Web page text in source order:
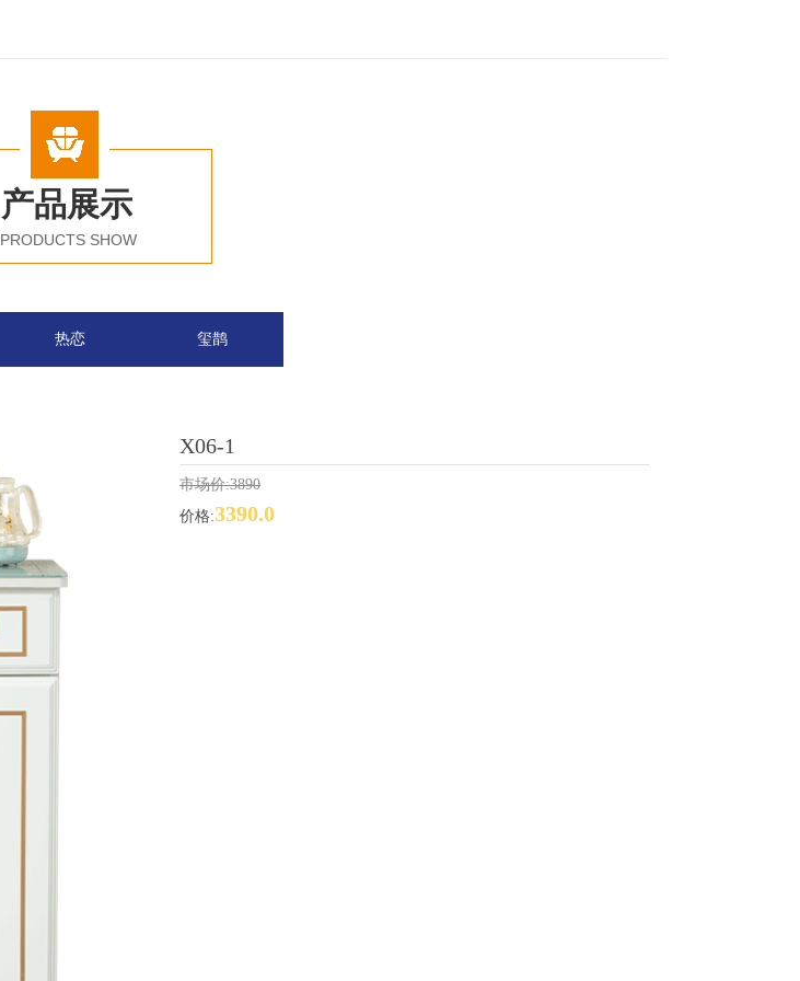
产品展示
PRODUCTS SHOW
热恋 玺鹊
X06-1
市场价:3890
价格:3390.0